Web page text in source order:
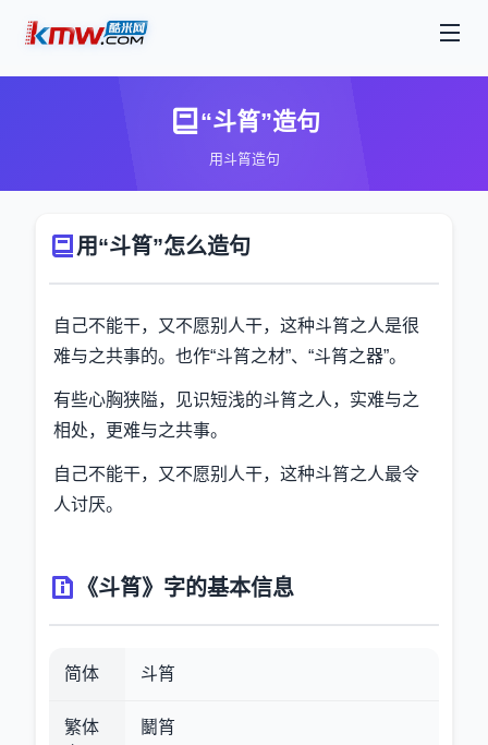
“斗筲”造句
用斗筲造句
用“斗筲”怎么造句
自己不能干，又不愿别人干，这种斗筲之人是很
难与之共事的。也作“斗筲之材”、“斗筲之器”。
有些心胸狭隘，见识短浅的斗筲之人，实难与之
相处，更难与之共事。
自己不能干，又不愿别人干，这种斗筲之人最令
人讨厌。
《斗筲》字的基本信息
简体 斗筲
繁体
鬭筲